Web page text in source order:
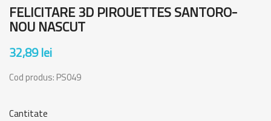
FELICITARE 3D PIROUETTES SANTORO-
NOU NASCUT
32,89 lei
Cod produs: PS049
Cantitate